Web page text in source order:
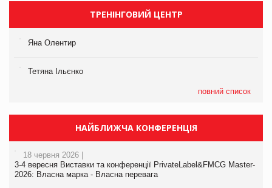
ТРЕНІНГОВИЙ ЦЕНТР
Яна Олентир
Тетяна Ільєнко
повний список
НАЙБЛИЖЧА КОНФЕРЕНЦІЯ
18 червня 2026 |
3-4 вересня Виставки та конференції PrivateLabel&FMCG Master-
2026: Власна марка - Власна перевага